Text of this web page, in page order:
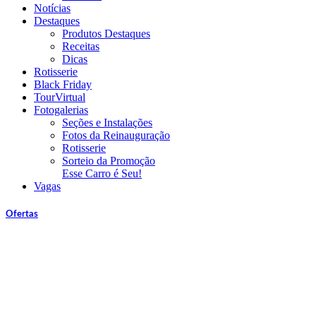
Notícias
Destaques
Produtos Destaques
Receitas
Dicas
Rotisserie
Black Friday
TourVirtual
Fotogalerias
Seções e Instalações
Fotos da Reinauguração
Rotisserie
Sorteio da Promoção
Esse Carro é Seu!
Vagas
Ofertas